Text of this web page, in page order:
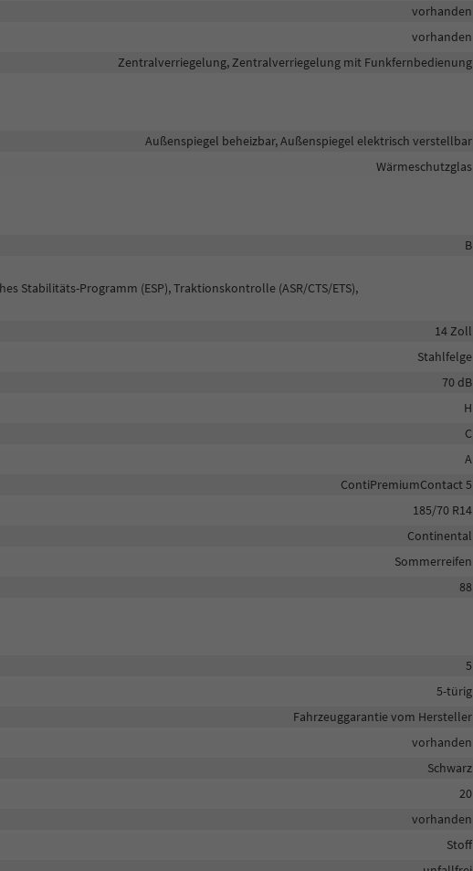
vorhanden
vorhanden
Zentralverriegelung, Zentralverriegelung mit Funkfernbedienung
Außenspiegel beheizbar, Außenspiegel elektrisch verstellbar
Wärmeschutzglas
B
Stabilitäts-Programm (ESP), Traktionskontrolle (ASR/CTS/ETS),
14 Zoll
Stahlfelge
70 dB
H
C
A
ContiPremiumContact 5
185/70 R14
Continental
Sommerreifen
88
5
5-türig
Fahrzeuggarantie vom Hersteller
vorhanden
Schwarz
20
vorhanden
Stoff